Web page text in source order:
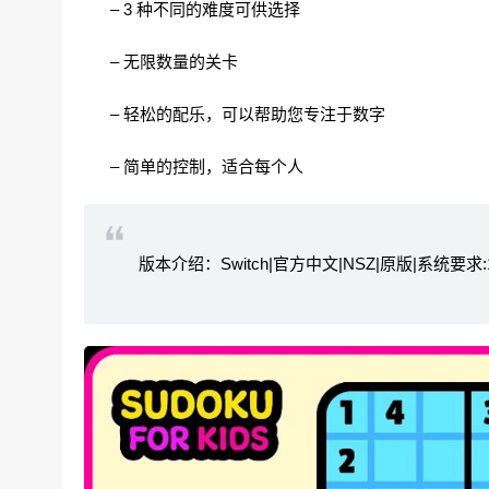
– 3 种不同的难度可供选择
– 无限数量的关卡
– 轻松的配乐，可以帮助您专注于数字
– 简单的控制，适合每个人
版本介绍：Switch|官方中文|NSZ|原版|系统要求